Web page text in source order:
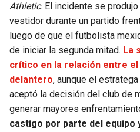
Athletic. El incidente se
vestidor durante un partido
luego de que el futbolista
de iniciar la segunda mitad. La
crítico en la relación entre el
delantero, aunque el
aceptó la decisión del club de
generar mayores
castigo por parte del equipo